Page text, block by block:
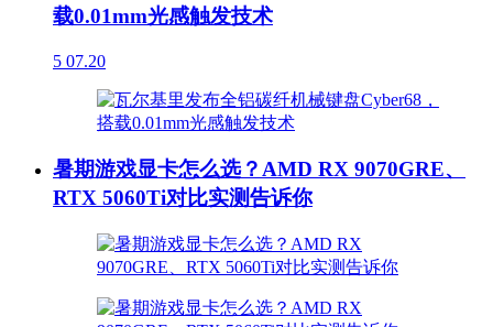
载0.01mm光感触发技术
5 07.20
暑期游戏显卡怎么选？AMD RX 9070GRE、
RTX 5060Ti对比实测告诉你